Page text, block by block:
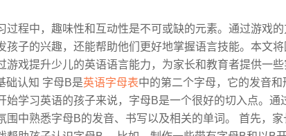
过程中，趣味性和互动性是不可或缺的元素。通过游戏
孩子的兴趣，还能帮助他们更好地掌握语言技能。本文将
游戏提升少儿的英语语言能力，为家长和教育者提供一
础认知 字母B是英语字母表中的第二个字母，它的发音和
始学习英语的孩子来说，字母B是一个很好的切入点。通
围中熟悉字母B的发音、书写以及相关的单词。 首先，